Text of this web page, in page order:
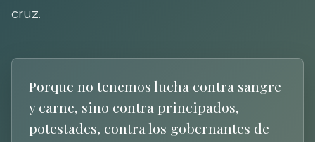
cruz.
Porque no tenemos lucha contra sangre
y carne, sino contra principados,
potestades, contra los gobernantes de